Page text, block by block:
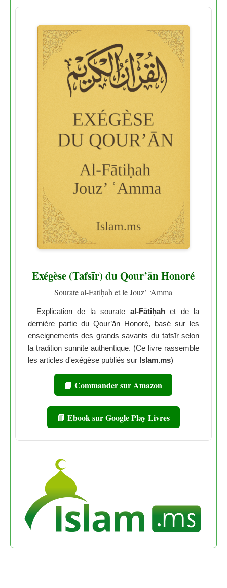
Exégèse (Tafsīr) du Qour’ān Honoré
Sourate al-Fātiḥah et le Jouz’ ‘Amma
Explication de la sourate al-Fātiḥahet de la
dernière partie du Qour’ān Honoré, basé sur les
enseignements des grands savants du tafsīr selon
la tradition sunnite authentique. (Ce livre rassemble
les articles d'exégèse publiés sur Islam.ms)
📘 Commander sur Amazon
📘 Ebook sur Google Play Livres